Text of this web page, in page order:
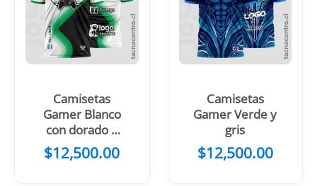
Camisetas
Gamer Blanco
con dorado y
negro
$12,500.00
Camisetas
Gamer Verde y
gris
$12,500.00